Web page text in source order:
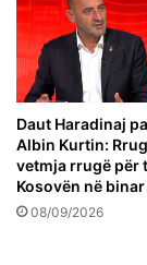
Daut Haradinaj
Albin Kurtin:
vetmja rrugë për
Kosovën në binar
08/09/2026